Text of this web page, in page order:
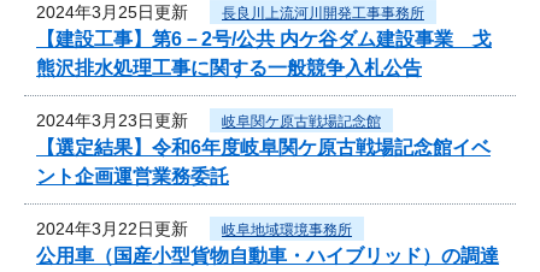
2024年3月25日更新 長良川上流河川開発工事事務所
【建設工事】第6－2号/公共 内ケ谷ダム建設事業 戈
熊沢排水処理工事に関する一般競争入札公告
2024年3月23日更新 岐阜関ケ原古戦場記念館
【選定結果】令和6年度岐阜関ケ原古戦場記念館イベ
ント企画運営業務委託
2024年3月22日更新 岐阜地域環境事務所
公用車（国産小型貨物自動車・ハイブリッド）の調達